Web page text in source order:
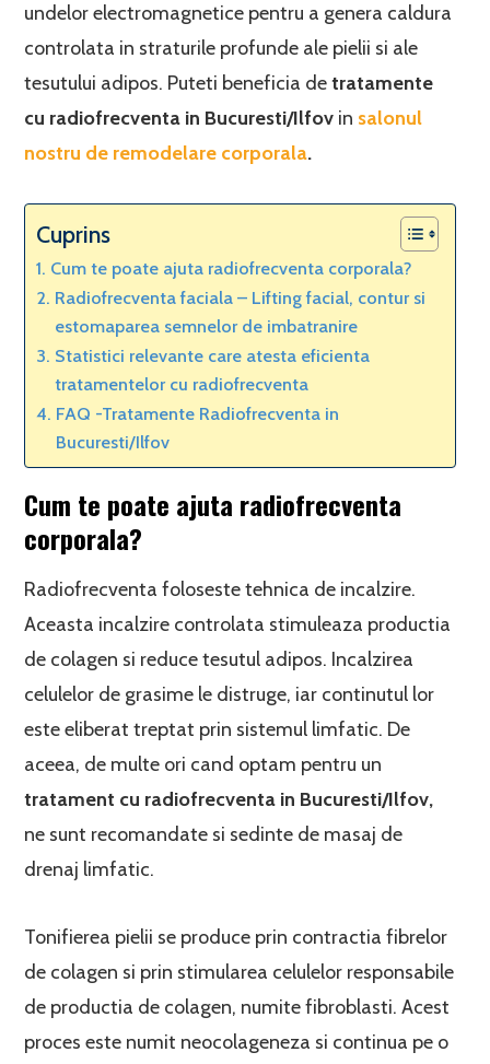
undelor electromagnetice pentru a genera caldura
controlata in straturile profunde ale pielii si ale
tesutului adipos. Puteti beneficia detratamente
cu radiofrecventa in Bucuresti/Ilfov in salonul
nostru de remodelare corporala.
Cuprins
Cum te poate ajuta radiofrecventa corporala?
Radiofrecventa faciala – Lifting facial, contur si
estomaparea semnelor de imbatranire
Statistici relevante care atesta eficienta
tratamentelor cu radiofrecventa
FAQ -Tratamente Radiofrecventa in
Bucuresti/Ilfov
Cum te poate ajuta radiofrecventa
corporala?
Radiofrecventa foloseste tehnica de incalzire.
Aceasta incalzire controlata stimuleaza productia
de colagen si reduce tesutul adipos. Incalzirea
celulelor de grasime le distruge, iar continutul lor
este eliberat treptat prin sistemul limfatic. De
aceea, de multe ori cand optam pentru un
tratament cu radiofrecventa in Bucuresti/Ilfov,
ne sunt recomandate si sedinte de masaj de
drenaj limfatic.
Tonifierea pielii se produce prin contractia fibrelor
de colagen si prin stimularea celulelor responsabile
de productia de colagen, numite fibroblasti. Acest
proces este numit neocolageneza si continua pe o